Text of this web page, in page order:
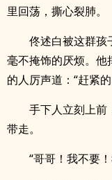
里回荡，撕心裂肺。
佟述白被这群孩
毫不掩饰的厌烦。他
的人厉声道：“赶紧
手下人立刻上前
带走。
“哥哥！我不要